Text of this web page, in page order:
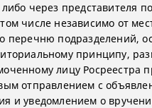
через представителя
числе независимо от
перечню подразделений,
принципу,
лицу Росреестра
отправлением с
и уведомлением о